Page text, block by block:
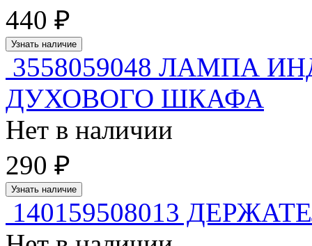
440 ₽
Узнать наличие
3558059048 ЛАМПА
ДУХОВОГО ШКАФА
Нет в наличии
290 ₽
Узнать наличие
140159508013